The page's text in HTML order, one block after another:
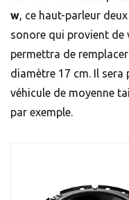
w, ce haut-parleur
sonore qui provient de
permettra de
diamètre 17 cm. Il
véhicule de moyenne
par exemple.